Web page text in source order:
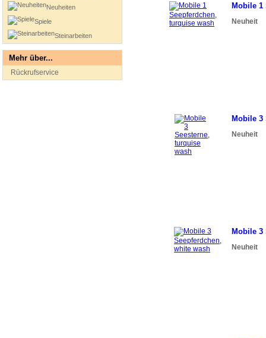
Mobile 1
Neuheit
Mobile 3
Neuheit
Mobile 3
Neuheit
Neuheiten
Spiele
Steinarbeiten
Mehr über...
Rückrufservice